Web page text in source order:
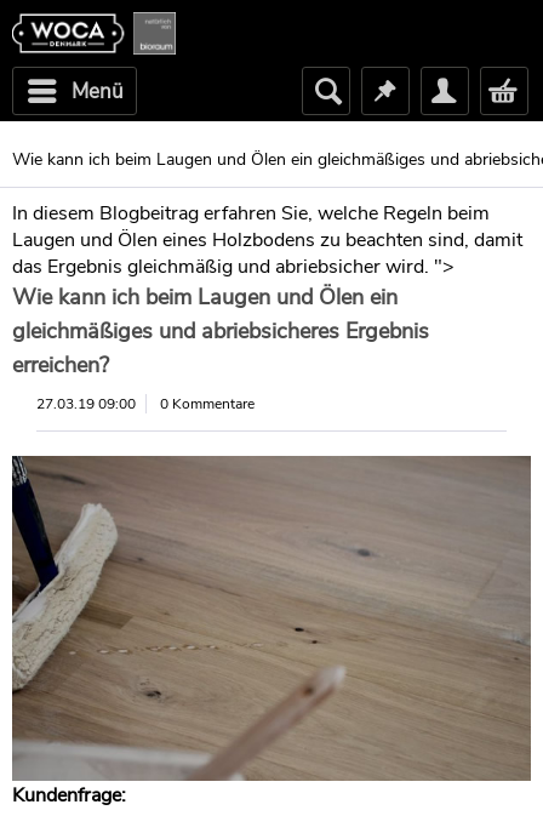
Menü
Wie kann ich beim Laugen und Ölen ein gleichmäßiges und
In diesem Blogbeitrag erfahren Sie, welche Regeln beim
Laugen und Ölen eines Holzbodens zu beachten sind, damit
das Ergebnis gleichmäßig und abriebsicher wird. ">
Wie kann ich beim Laugen und Ölen ein
gleichmäßiges und abriebsicheres Ergebnis
erreichen?
27.03.19 09:00 0 Kommentare
Kundenfrage: